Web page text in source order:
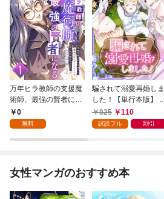
万年ヒラ教師の支援魔
術師、最強の賢者にな
る～不人気の支援魔術
師は給料泥棒だと魔術
が、出世した元教え子
らない件～ 第1話
0
無料
騙されて溺愛再婚しま
した！【単行本版】 1
巻825 110
試読フル 割引
女性マンガのおすすめ本